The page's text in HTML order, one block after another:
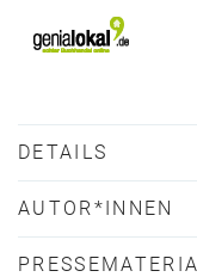
DETAILS
AUTOR*INNEN